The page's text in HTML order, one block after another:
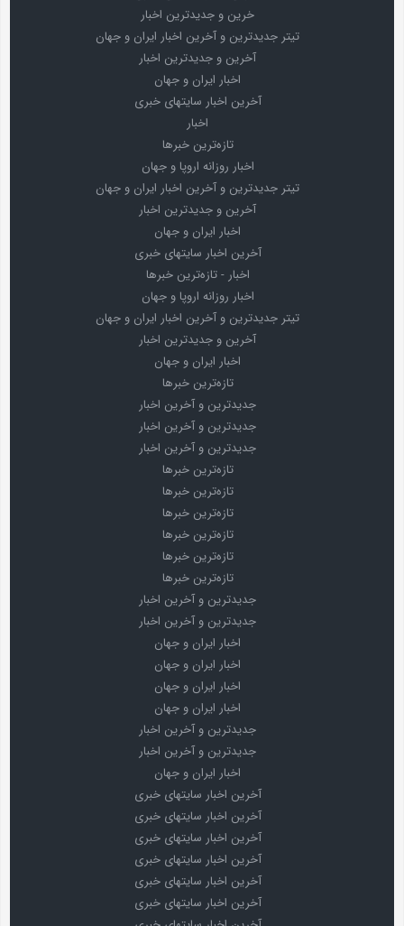
خرین و جدیدترین اخبار
تیتر جدیدترین و آخرین اخبار ایران و جهان
آخرین و جدیدترین اخبار
اخبار ایران و جهان
آخرین اخبار سایتهای خبری
اخبار
تازه‌ترین خبرها
اخبار روزانه اروپا و جهان
تیتر جدیدترین و آخرین اخبار ایران و جهان
آخرین و جدیدترین اخبار
اخبار ایران و جهان
آخرین اخبار سایتهای خبری
اخبار - تازه‌ترین خبرها
اخبار روزانه اروپا و جهان
تیتر جدیدترین و آخرین اخبار ایران و جهان
آخرین و جدیدترین اخبار
اخبار ایران و جهان
تازه‌ترین خبرها
جدیدترین و آخرین اخبار
جدیدترین و آخرین اخبار
جدیدترین و آخرین اخبار
تازه‌ترین خبرها
تازه‌ترین خبرها
تازه‌ترین خبرها
تازه‌ترین خبرها
تازه‌ترین خبرها
تازه‌ترین خبرها
جدیدترین و آخرین اخبار
جدیدترین و آخرین اخبار
اخبار ایران و جهان
اخبار ایران و جهان
اخبار ایران و جهان
اخبار ایران و جهان
جدیدترین و آخرین اخبار
جدیدترین و آخرین اخبار
اخبار ایران و جهان
آخرین اخبار سایتهای خبری
آخرین اخبار سایتهای خبری
آخرین اخبار سایتهای خبری
آخرین اخبار سایتهای خبری
آخرین اخبار سایتهای خبری
آخرین اخبار سایتهای خبری